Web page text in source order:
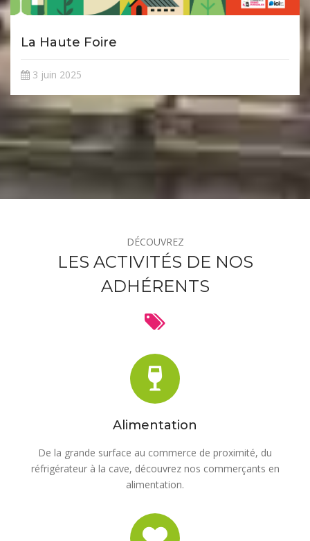
La Haute Foire
3 juin 2025
DÉCOUVREZ
LES ACTIVITÉS DE NOS
ADHÉRENTS
Alimentation
De la grande surface au commerce de proximité, du
réfrigérateur à la cave, découvrez nos commerçants en
alimentation.